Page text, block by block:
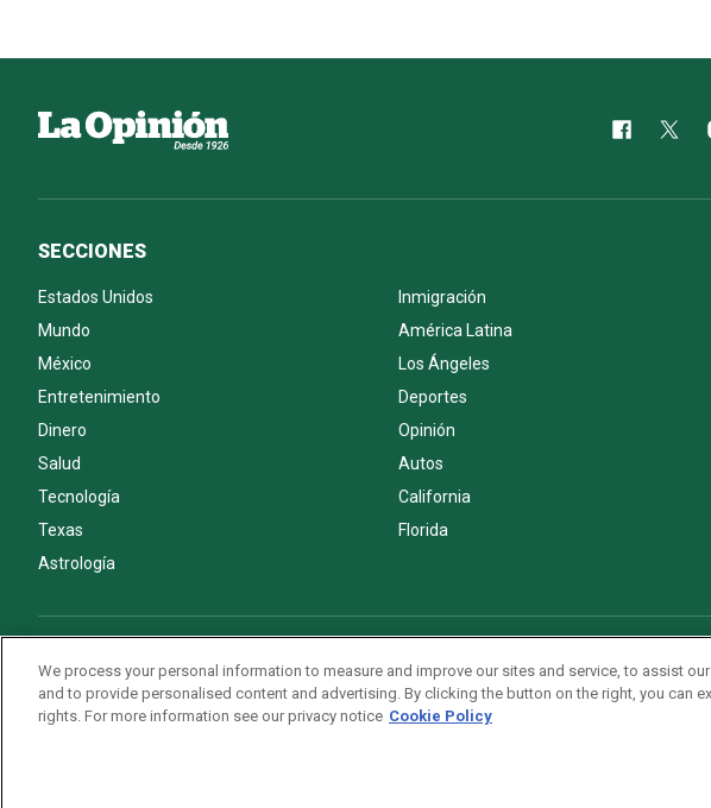
SECCIONES
Estados Unidos
Inmigración
Mundo
América Latina
México
Los Ángeles
Entretenimiento
Deportes
Dinero
Opinión
Salud
Autos
Tecnología
California
Texas
Florida
Astrología
Acerca de nosotros Politica de privacidad Pautas Editoriales AdChoices Advertise
We process your personal information to measure and improve our sites and service, to assist
and to provide personalised content and advertising. By clicking the button on the right, you can
rights. For more information see our privacy notice Cookie Policy